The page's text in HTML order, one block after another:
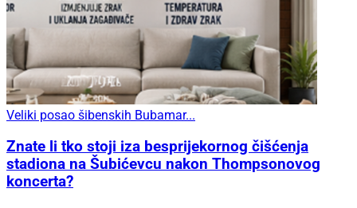
Veliki posao šibenskih Bubamar...
Znate li tko stoji iza besprijekornog čišćenja
stadiona na Šubićevcu nakon Thompsonovog
koncerta?